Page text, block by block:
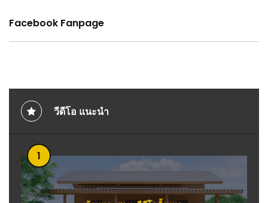
Facebook Fanpage
วีดีโอ แนะนำ
1